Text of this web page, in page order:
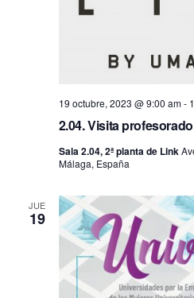
2.04. Visita
19 octubre, 2023 @ 9:00 am-
Sala 2.04, 2ª planta de Link
Málaga, España
JUE
19